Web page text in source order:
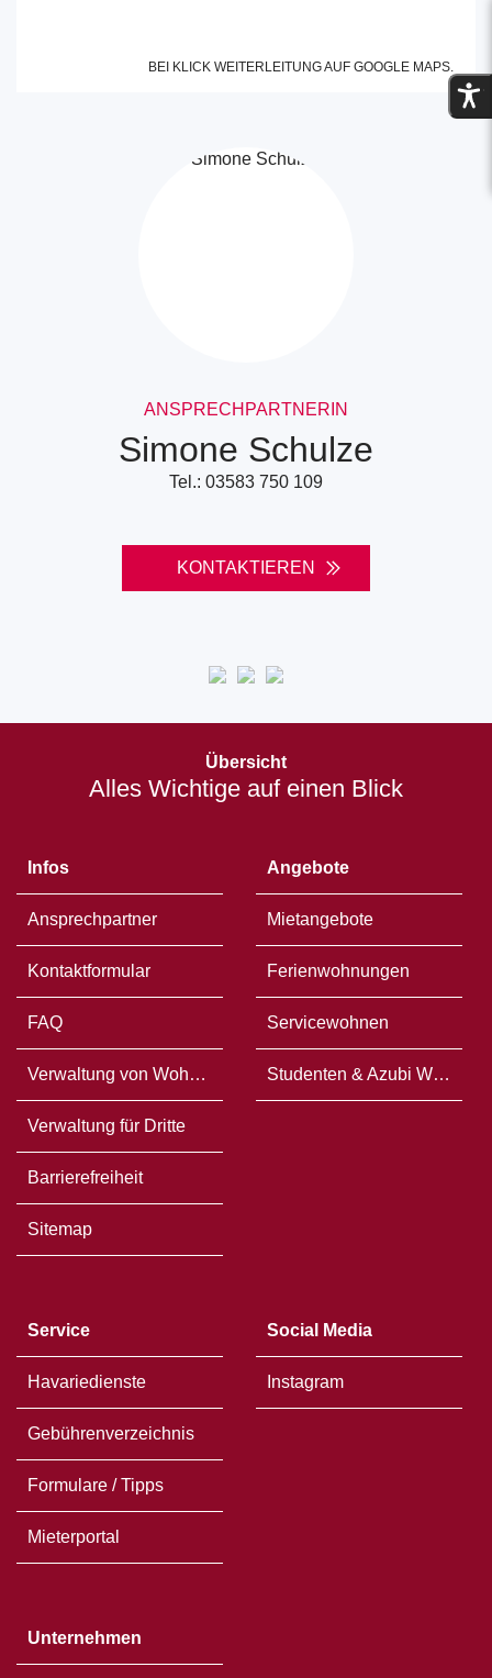
BEI KLICK WEITERLEITUNG AUF GOOGLE MAPS.
ANSPRECHPARTNERIN
Simone Schulze
Tel.: 03583 750 109
KONTAKTIEREN
Übersicht
Alles Wichtige auf einen Blick
Infos
Ansprechpartner
Kontaktformular
FAQ
Verwaltung von Wohneigentum
Verwaltung für Dritte
Barrierefreiheit
Sitemap
Angebote
Mietangebote
Ferienwohnungen
Servicewohnen
Studenten & Azubi WG`s
Unternehmen
Service
Havariedienste
Gebührenverzeichnis
Formulare / Tipps
Mieterportal
Social Media
Instagram